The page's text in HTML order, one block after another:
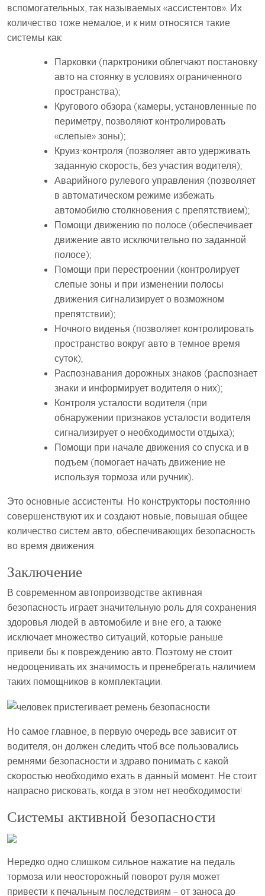
вспомогательных, так называемых «ассистентов». Их
количество тоже немалое, и к ним относятся такие
системы как:
Парковки (парктроники облегчают постановку
авто на стоянку в условиях ограниченного
пространства);
Кругового обзора (камеры, установленные по
периметру, позволяют контролировать
«слепые» зоны);
Круиз-контроля (позволяет авто удерживать
заданную скорость, без участия водителя);
Аварийного рулевого управления (позволяет
в автоматическом режиме избежать
автомобилю столкновения с препятствием);
Помощи движению по полосе (обеспечивает
движение авто исключительно по заданной
полосе);
Помощи при перестроении (контролирует
слепые зоны и при изменении полосы
движения сигнализирует о возможном
препятствии);
Ночного виденья (позволяет контролировать
пространство вокруг авто в темное время
суток);
Распознавания дорожных знаков (распознает
знаки и информирует водителя о них);
Контроля усталости водителя (при
обнаружении признаков усталости водителя
сигнализирует о необходимости отдыха);
Помощи при начале движения со спуска и в
подъем (помогает начать движение не
используя тормоза или ручник).
Это основные ассистенты. Но конструкторы постоянно
совершенствуют их и создают новые, повышая общее
количество систем авто, обеспечивающих безопасность
во время движения.
Заключение
В современном автопроизводстве активная
безопасность играет значительную роль для сохранения
здоровья людей в автомобиле и вне его, а также
исключает множество ситуаций, которые раньше
привели бы к повреждению авто. Поэтому не стоит
недооценивать их значимость и пренебрегать наличием
таких помощников в комплектации.
Но самое главное, в первую очередь все зависит от
водителя, он должен следить чтоб все пользовались
ремнями безопасности и здраво понимать с какой
скоростью необходимо ехать в данный момент. Не стоит
напрасно рисковать, когда в этом нет необходимости!
Системы активной безопасности
Нередко одно слишком сильное нажатие на педаль
тормоза или неосторожный поворот руля может
привести к печальным последствиям – от заноса до